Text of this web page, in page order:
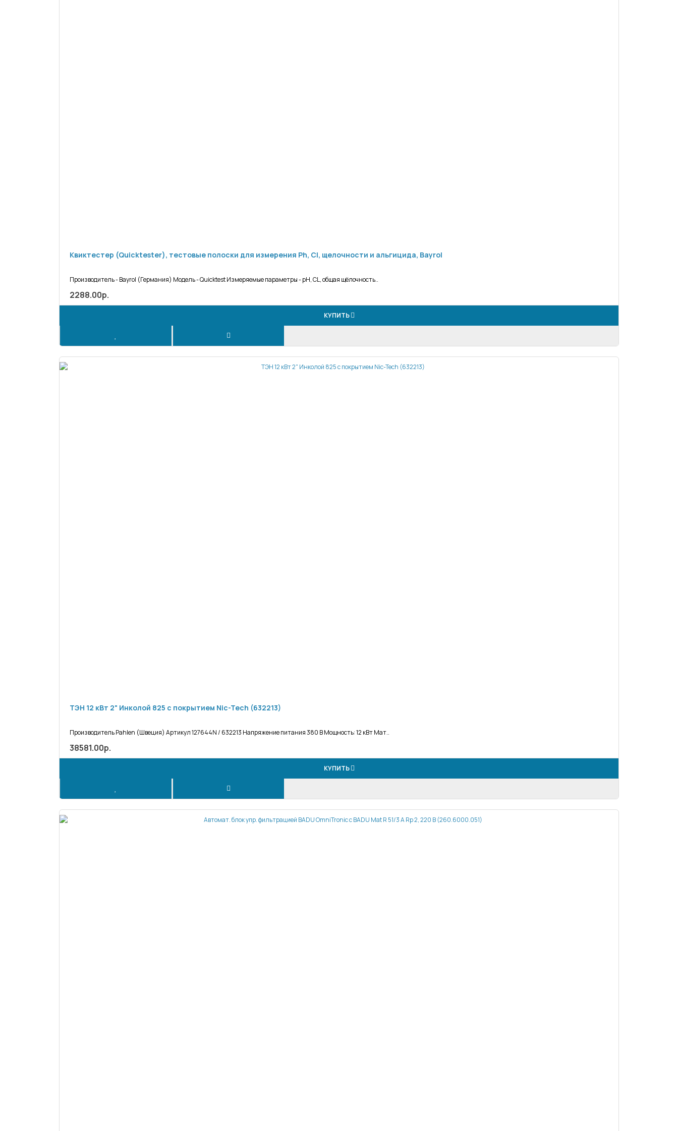
Квиктестер (Quicktester), тестовые полоски для измерения Ph, Cl, щелочности и альгицида, Bayrol
Производитель - Bayrol (Германия) Модель - Quicktest Измеряемые параметры - pH, CL, общая щёлочность..
2288.00р.
КУПИТЬ
ТЭН 12 кВт 2" Инколой 825 с покрытием Nic-Tech (632213)
Производитель Pahlen (Швеция) Артикул 127644N / 632213 Напряжение питания 380 В Мощность: 12 кВт Мат..
38581.00р.
КУПИТЬ